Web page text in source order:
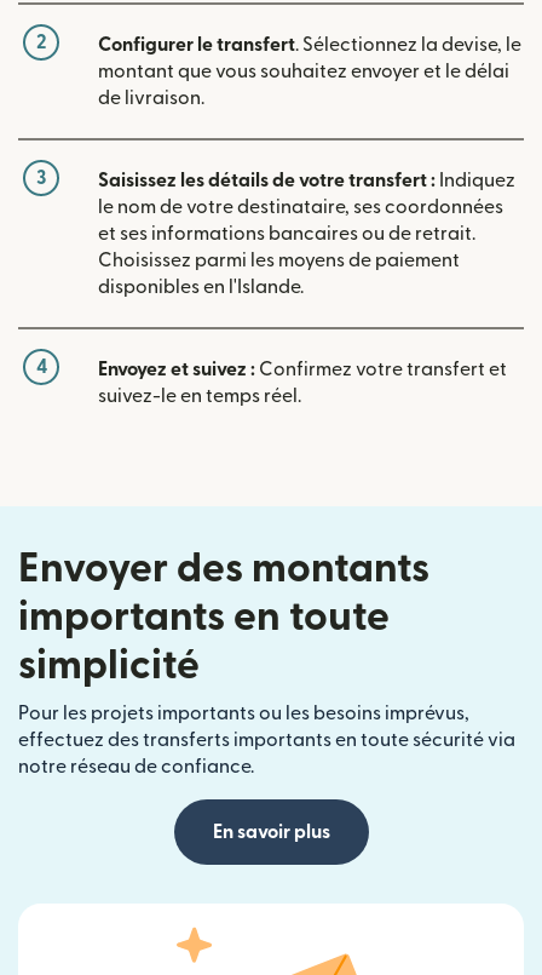
2 Configurer le transfert. Sélectionnez la devise, le
montant que vous souhaitez envoyer et le délai
de livraison.
3 Saisissez les détails de votre transfert : Indiquez
le nom de votre destinataire, ses coordonnées
et ses informations bancaires ou de retrait.
Choisissez parmi les moyens de paiement
disponibles en l'Islande.
4 Envoyez et suivez : Confirmez votre transfert et
suivez-le en temps réel.
Envoyer des montants
importants en toute
simplicité
Pour les projets importants ou les besoins imprévus,
effectuez des transferts importants en toute sécurité via
notre réseau de confiance.
En savoir plus